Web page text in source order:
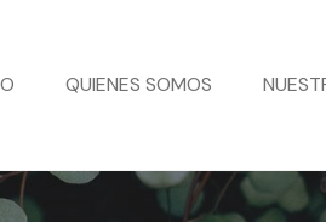
QUIENES SOMOS